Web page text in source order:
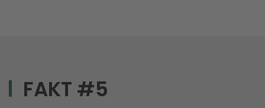
FAKT #5